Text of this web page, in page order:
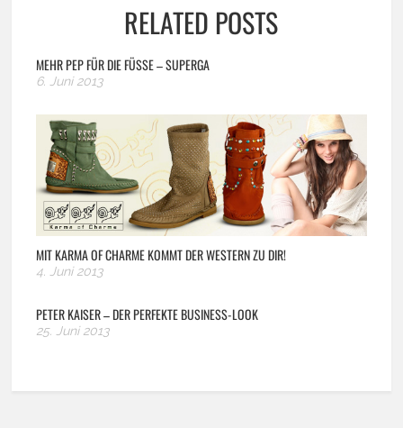
RELATED POSTS
MEHR PEP FÜR DIE FÜSSE – SUPERGA
6. Juni 2013
MIT KARMA OF CHARME KOMMT DER WESTERN ZU DIR!
4. Juni 2013
PETER KAISER – DER PERFEKTE BUSINESS-LOOK
25. Juni 2013